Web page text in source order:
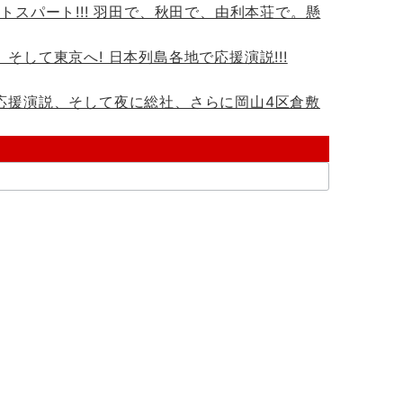
スパート!!! 羽田で、秋田で、由利本荘で。懸
して東京へ! 日本列島各地で応援演説!!!
演説、そして夜に総社、さらに岡山4区倉敷